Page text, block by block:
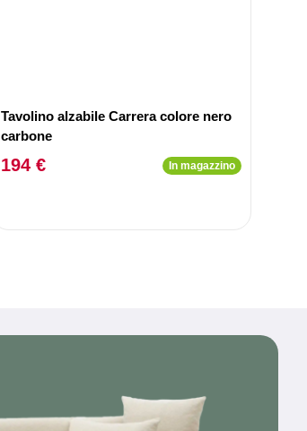
Tavolino alzabile Carrera colore nero
carbone
194 € In magazzino